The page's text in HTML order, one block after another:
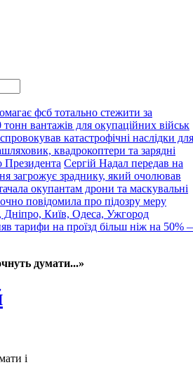
фсб тотально стежити за
вантажів для окупаційних військ
катастрофічні наслідки для
квадрокоптери та зарядні
Президента Сергій Надал передав на
загрожує зраднику, який очолював
окупантам дрони та маскувальні
повідомила про підозру меру
Дніпро, Київ, Одеса, Ужгород
тарифи на проїзд більш ніж на 50%
думати...»
і